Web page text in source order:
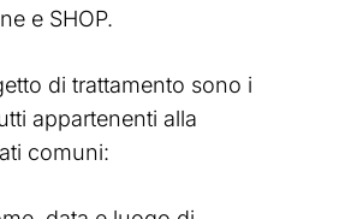
e SHOP.
di trattamento sono i
appartenenti alla
comuni: